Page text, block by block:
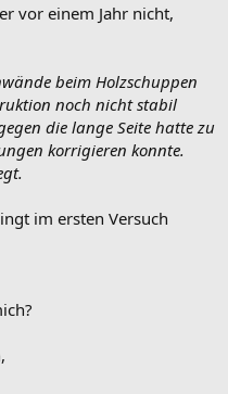
vor einem Jahr nicht,
beim Holzschuppen
noch nicht stabil
die lange Seite hatte zu
korrigieren konnte.
im ersten Versuch